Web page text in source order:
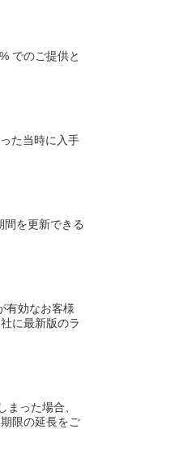
でのご提供と
た当時に入手
を更新できる
有効なお客様
に最新版のラ
った場合、
限の延長をご